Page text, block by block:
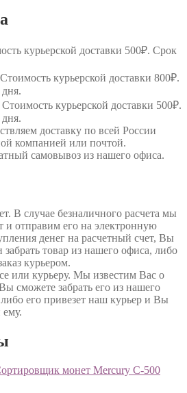
курьерской доставки 500₽. Срок
курьерской доставки 800₽.
Стоимость курьерской доставки 500₽.
доставку по всей России
компанией или почтой.
самовывоз из нашего офиса.
. В случае безналичного расчета мы
и отправим его на электронную
денег на расчетный счет, Вы
товар из нашего офиса, либо
курьером.
или курьеру. Мы известим Вас о
сможете забрать его из нашего
его привезет наш курьер и Вы
ему.
монет Mercury C-500